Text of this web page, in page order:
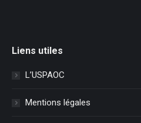
Liens utiles
L’USPAOC
Mentions légales